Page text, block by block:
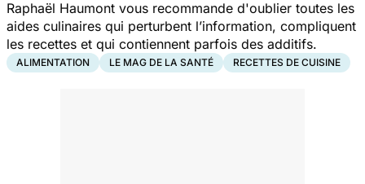
Raphaël Haumont vous recommande d'oublier toutes les
aides culinaires qui perturbent l’information, compliquent
les recettes et qui contiennent parfois des additifs.
ALIMENTATION LE MAG DE LA SANTÉ RECETTES DE CUISINE